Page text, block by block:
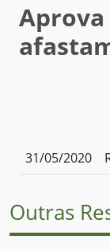
31/05/2020
Outras